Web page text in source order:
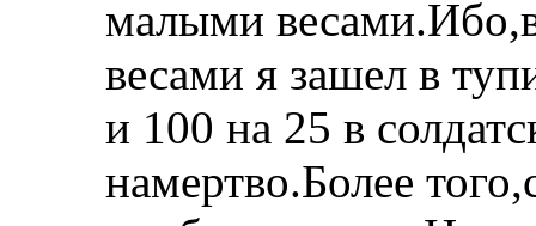
малыми
весами я зашел в
и 100 на 25 в
намертво.Более